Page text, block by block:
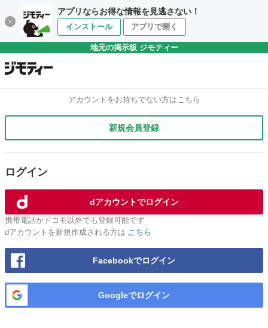
アプリならお得な情報を見逃さない！
インストール アプリで開く
地元の掲示板 ジモティー
アカウントをお持ちでない方はこちら
新規会員登録
ログイン
dアカウントでログイン
携帯電話がドコモ以外でも登録可能です
dアカウントを新規作成される方は こちら
Facebookでログイン
Googleでログイン